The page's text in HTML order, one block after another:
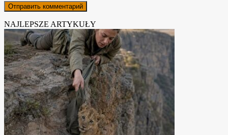
NAJLEPSZE ARTYKUŁY